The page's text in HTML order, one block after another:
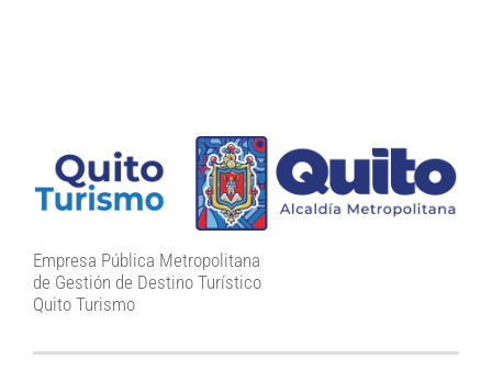
Empresa Pública Metropolitana
de Gestión de Destino Turístico
Quito Turismo